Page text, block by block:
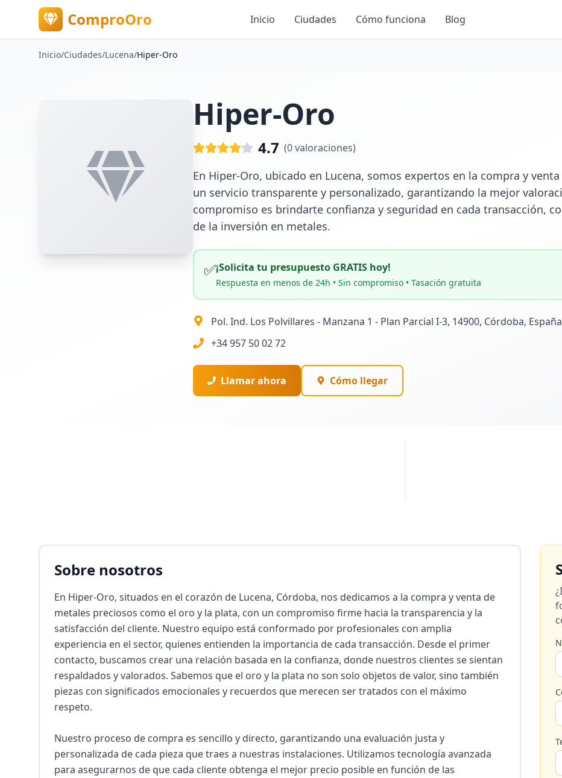
ComproOro Inicio Ciudades Cómo funciona Blog
Inicio/Ciudades/Lucena/Hiper-Oro
Hiper-Oro
4.7 (0valoraciones)
En Hiper-Oro, ubicado en Lucena, somos expertos en la compra y
un servicio transparente y personalizado, garantizando la mejor
compromiso es brindarte confianza y seguridad en cada transacción,
de la inversión en metales.
✅¡Solicita tu presupuesto GRATIS hoy!
Respuesta en menos de 24h • Sin compromiso • Tasación gratuita
Pol. Ind. Los Polvillares - Manzana 1 - Plan Parcial I-3, 14900, Córdoba, España
+34 957 50 02 72
Llamar ahora Cómo llegar
Sobre nosotros
En Hiper-Oro, situados en el corazón de Lucena, Córdoba, nos dedicamos a la compra y venta de
metales preciosos como el oro y la plata, con un compromiso firme hacia la transparencia y la
satisfacción del cliente. Nuestro equipo está conformado por profesionales con amplia
experiencia en el sector, quienes entienden la importancia de cada transacción. Desde el primer
contacto, buscamos crear una relación basada en la confianza, donde nuestros clientes se sientan
respaldados y valorados. Sabemos que el oro y la plata no son solo objetos de valor, sino también
piezas con significados emocionales y recuerdos que merecen ser tratados con el máximo
respeto.
Nuestro proceso de compra es sencillo y directo, garantizando una evaluación justa y
personalizada de cada pieza que traes a nuestras instalaciones. Utilizamos tecnología avanzada
para asegurarnos de que cada cliente obtenga el mejor precio posible en función de las